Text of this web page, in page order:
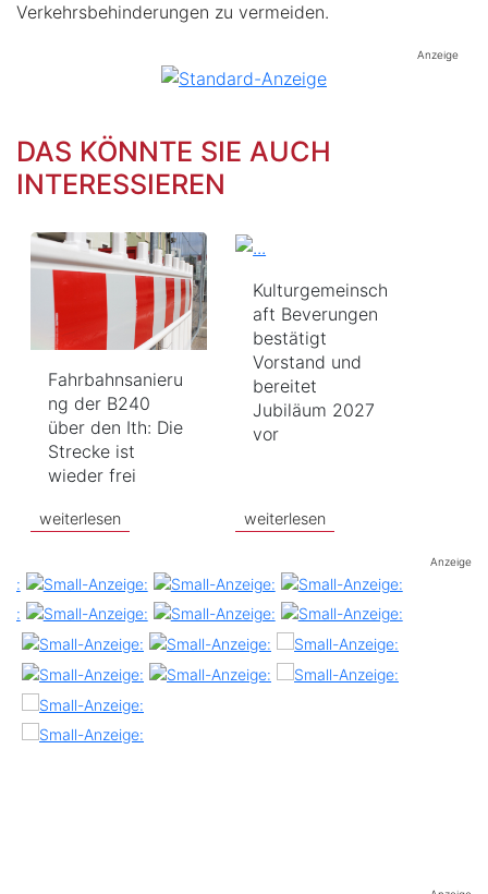
Verkehrsbehinderungen zu vermeiden.
Anzeige
DAS KÖNNTE SIE AUCH
INTERESSIEREN
Fahrbahnsanieru
ng der B240
über den Ith: Die
Strecke ist
wieder frei
weiterlesen
Kulturgemeinsch
aft Beverungen
bestätigt
Vorstand und
bereitet
Jubiläum 2027
vor
weiterlesen
Anzeige